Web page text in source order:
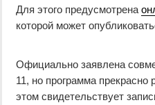
Для этого предусмотрена
которой может
Официально заявлена
11, но программа прекрасно
этом свидетельствует